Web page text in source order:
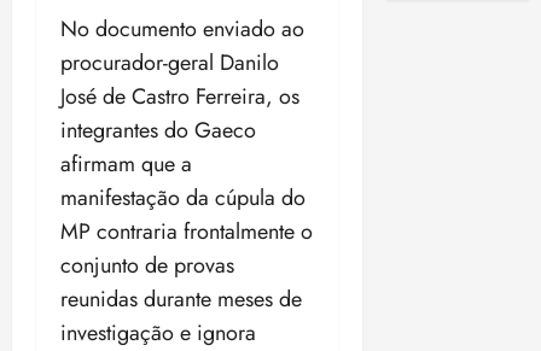
No documento enviado ao
procurador-geral Danilo
José de Castro Ferreira, os
integrantes do Gaeco
afirmam que a
manifestação da cúpula do
MP contraria frontalmente o
conjunto de provas
reunidas durante meses de
investigação e ignora